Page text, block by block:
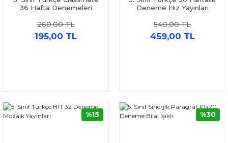
36 Hafta Denemeleri
260,00 TL
195,00 TL
Deneme Hız Yayınları
540,00 TL
459,00 TL
%15 %30